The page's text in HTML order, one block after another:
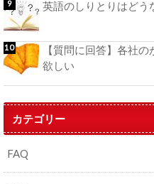
英語のしりとりはどう
【質問に回答】各社
欲しい
カテゴリー
FAQ